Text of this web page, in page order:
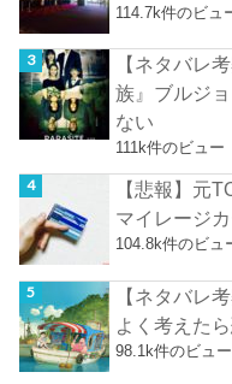
114.7k件のビュ
【ネタバレ
族』ブルジ
ない
111k件のビュー
【悲報】元
マイレージ
104.8k件のビュ
【ネタバレ
よく考えた
98.1k件のビュー